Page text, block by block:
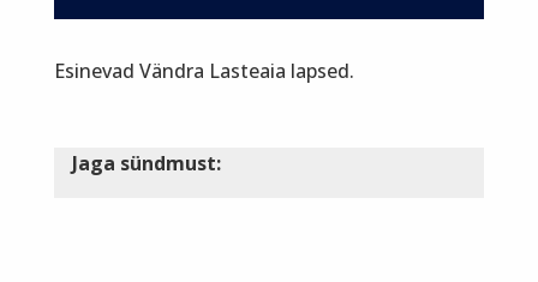
Esinevad Vändra Lasteaia lapsed.
Jaga sündmust: